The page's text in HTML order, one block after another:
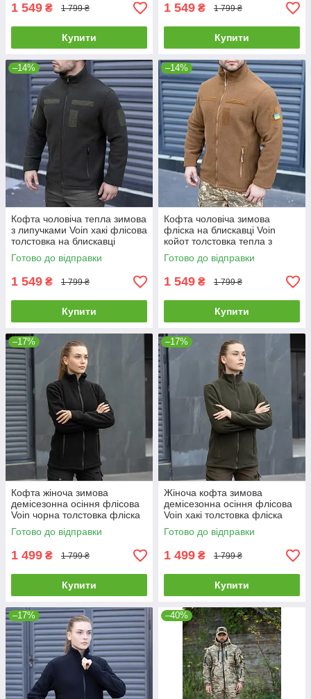
1 549 ₴ 1 799 ₴
Купити
1 549 ₴ 1 799 ₴
Купити
–14%
Кофта чоловіча тепла зимова
з липучками Voin хакі флісова
толстовка на блискавці
Готово до відправки
1 549 ₴ 1 799 ₴
Купити
–14%
Кофта чоловіча зимова
фліска на блискавці Voin
койот толстовка тепла з
липучками
Готово до відправки
1 549 ₴ 1 799 ₴
Купити
–17%
Кофта жіноча зимова
демісезонна осіння флісова
Voin чорна толстовка фліска
тепла на блискавці
Готово до відправки
1 499 ₴ 1 799 ₴
Купити
–17%
Жіноча кофта зимова
демісезонна осіння флісова
Voin хакі толстовка фліска
тепла на блискавці
Готово до відправки
1 499 ₴ 1 799 ₴
Купити
–17% –40%